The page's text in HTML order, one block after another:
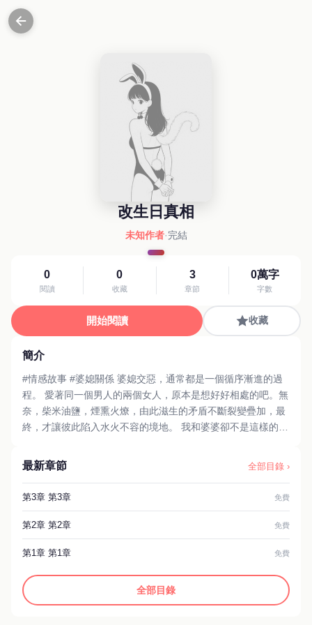
改生日真相
未知作者·完結
0
閱讀
0
收藏
3
章節
0萬字
字數
開始閱讀 收藏
簡介
#情感故事 #婆媳關係 婆媳交惡，通常都是一個循序漸進的過
程。 愛著同一個男人的兩個女人，原本是想好好相處的吧。無
奈，柴米油鹽，煙熏火燎，由此滋生的矛盾不斷裂變疊加，最
終，才讓彼此陷入水火不容的境地。 我和婆婆卻不是這樣的，
最新章節 全部目錄 ›
第3章 第3章 免費
第2章 第2章 免費
第1章 第1章 免費
全部目錄